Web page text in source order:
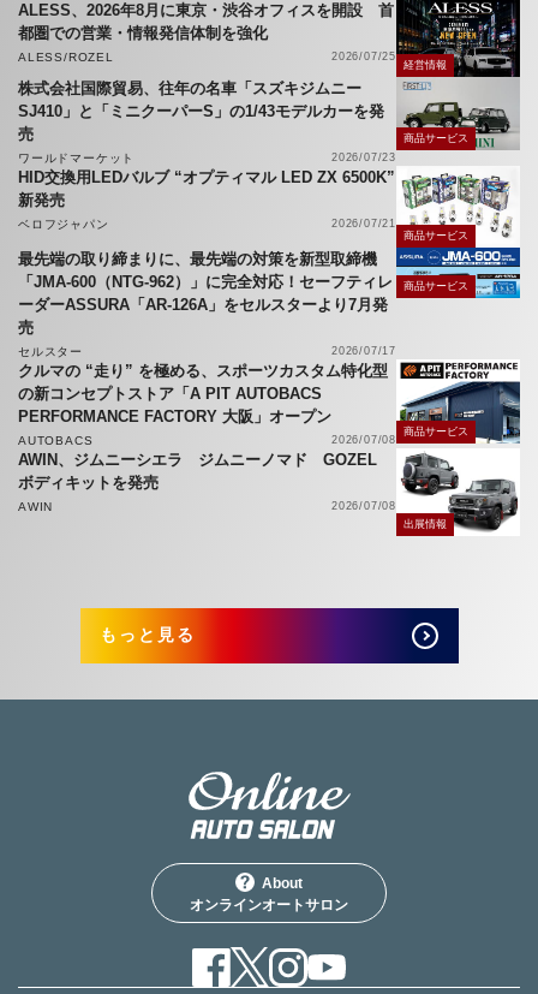
ALESS、2026年8月に東京・渋谷オフィスを開設 首
都圏での営業・情報発信体制を強化
ALESS/ROZEL 2026/07/25
経営情報
株式会社国際貿易、往年の名車「スズキジムニー
SJ410」と「ミニクーパーS」の1/43モデルカーを発
売
ワールドマーケット 2026/07/23
商品サービス
HID交換用LEDバルブ “オプティマル LED ZX 6500K”
新発売
ベロフジャパン
2026/07/21
商品サービス
最先端の取り締まりに、最先端の対策を新型取締機
「JMA-600（NTG-962）」に完全対応！セーフティレ
ーダーASSURA「AR-126A」をセルスターより7月発
売
セルスター 2026/07/17
商品サービス
クルマの “走り” を極める、スポーツカスタム特化型
の新コンセプトストア「A PIT AUTOBACS
PERFORMANCE FACTORY 大阪」オープン
AUTOBACS 2026/07/08
商品サービス
AWIN、ジムニーシエラ ジムニーノマド GOZEL
ボディキットを発売
AWIN
2026/07/08
出展情報
もっと見る
About
オンラインオートサロン